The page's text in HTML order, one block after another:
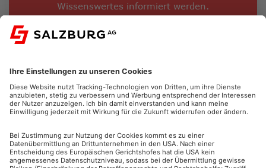
Wissenswertes informiert werden.
JETZT ANMELDEN